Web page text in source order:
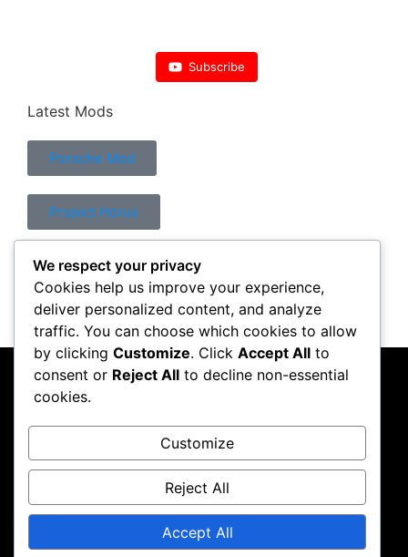
Subscribe
Latest Mods
Porsche Mod
Project Horus
Control Mod
Follow me on Instagram
We respect your privacy
Cookies help us improve your experience,
deliver personalized content, and analyze
traffic. You can choose which cookies to allow
by clicking Customize. Click Accept All to
consent or Reject All to decline non-essential
cookies.
Customize
Reject All
Accept All